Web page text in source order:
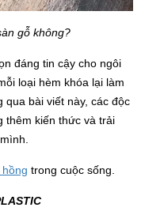
gỗ không?
đáng tin cậy cho ngôi
loại hèm khóa lại làm
bài viết này, các độc
thêm kiến thức và trải
trong cuộc sống.